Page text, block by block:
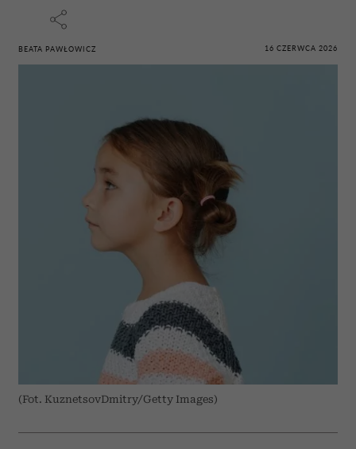
BEATA PAWŁOWICZ 16 CZERWCA 2026
(Fot. KuznetsovDmitry/Getty Images)